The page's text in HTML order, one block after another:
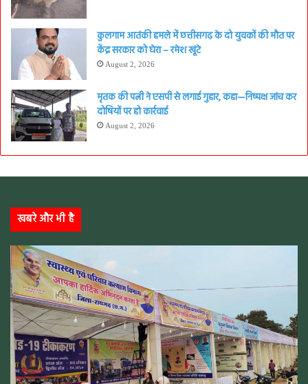
कुलगाम आतंकी हमले में छत्तीसगढ़ के दो युवकों की मौत पर
केंद्र सरकार को घेरा – रमेश खूंटे
August 2, 2026
मृतक की पत्नी ने एसपी से लगाई गुहार, कहा—निष्पक्ष जांच कर
दोषियों पर हो कार्रवाई
August 2, 2026
खबरे और भी है